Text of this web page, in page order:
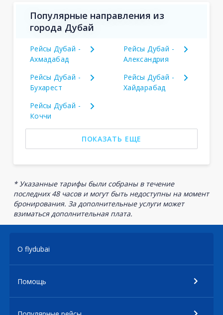
Популярные направления из
города Дубай
Рейсы Дубай -
Ахмадабад
Рейсы Дубай -
Александрия
Рейсы Дубай -
Бухарест
Рейсы Дубай -
Хайдарабад
Рейсы Дубай -
Коччи
ПОКАЗАТЬ ЕЩЕ
* Указанные тарифы были собраны в течение
последних 48 часов и могут быть недоступны на момент
бронирования. За дополнительные услуги может
взиматься дополнительная плата.
О flydubai
Помощь